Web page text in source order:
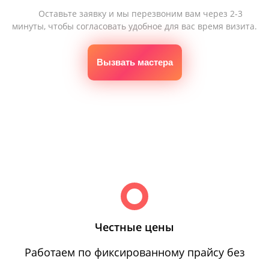
Оставьте заявку и мы перезвоним вам через 2-3
минуты, чтобы согласовать удобное для вас время визита.
Вызвать мастера
Честные цены
Работаем по фиксированному прайсу без